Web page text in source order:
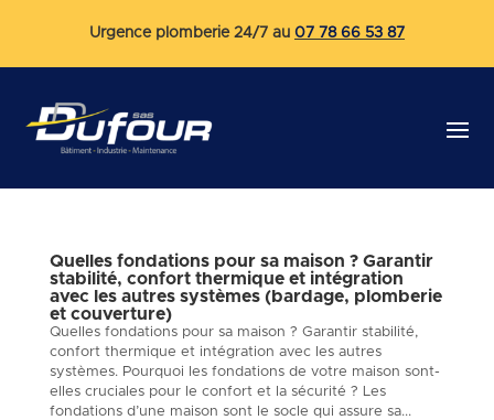
Urgence plomberie 24/7 au 07 78 66 53 87
Quelles fondations pour sa maison ? Garantir
stabilité, confort thermique et intégration
avec les autres systèmes (bardage, plomberie
et couverture)
Quelles fondations pour sa maison ? Garantir stabilité,
confort thermique et intégration avec les autres
systèmes. Pourquoi les fondations de votre maison sont-
elles cruciales pour le confort et la sécurité ? Les
fondations d’une maison sont le socle qui assure sa...